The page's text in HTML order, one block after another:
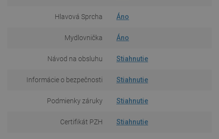
Hlavová Sprcha Áno
Mydlovnička Áno
Návod na obsluhu Stiahnutie
Informácie o bezpečnosti Stiahnutie
Podmienky záruky Stiahnutie
Certifikát PZH Stiahnutie